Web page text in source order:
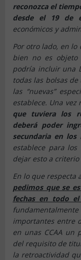
reconozca el
desde el 19 de
económicos y
Por otro lado, en
bien no es objeto
podría incluir una
todas las bolsas de
las “nuevas”
establece. Una vez
que tuviera los
deberá poder
secundaria en los
establece para
dejar esto a criterio
En lo que respecta
pedimos que se
fechas en todo el
importantes entre
en unas CCAA un
del requisito de
la retroactividad